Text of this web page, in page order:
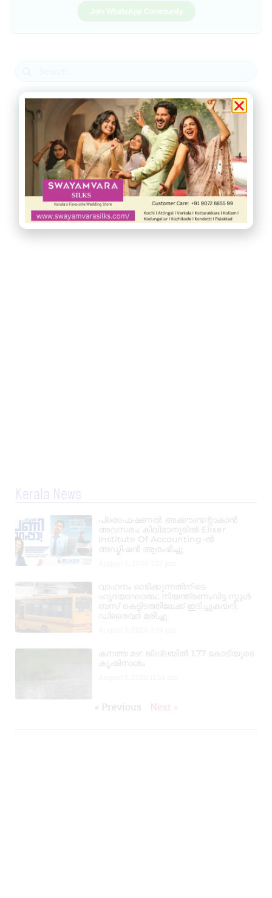
Join WhatsApp Community
ആറ്റിങ്ങൽ വർക്കല ചിറയിൻകീഴ്
നെടുമങ്ങാട് വാമനപുരം കാട്ടാക്കട
അരുവിക്കര ചുറ്റുവട്ടം ഇൻഫോ
Kerala News
പ്രൊഫഷണൽ അക്കൗണ്ടന്റാകാൻ
അവസരം; കിലിമാനൂരിൽ Elixer
Institute Of Accounting-ൽ
അഡ്മിഷൻ ആരംഭിച്ചു
വാഹനം ഓടിക്കുന്നതിനിടെ
ഹൃദയാഘാതം; നിയന്ത്രണംവിട്ട സ്കൂൾ
ബസ് കെട്ടിടത്തിലേക്ക് ഇടിച്ചുകയറി,
ഡ്രൈവർ മരിച്ചു
കനത്ത മഴ: ജില്ലയിൽ 1.77 കോടിയുടെ
കൃഷിനാശം
« Previous Next »